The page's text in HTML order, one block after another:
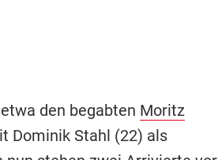
den begabten Moritz
Dominik Stahl (22) als